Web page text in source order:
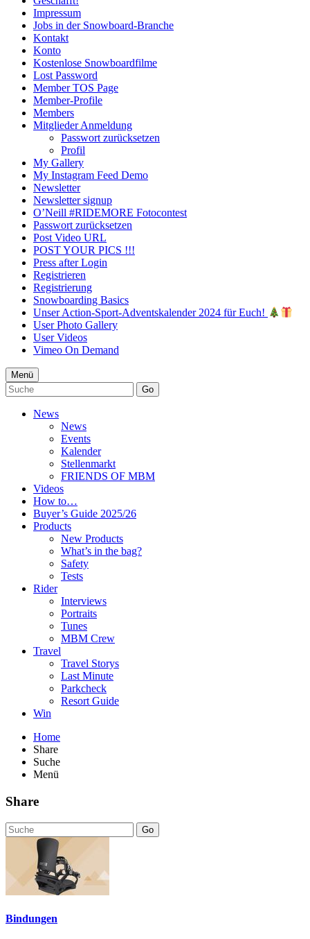
Impressum
Jobs in der Snowboard-Branche
Kontakt
Konto
Kostenlose Snowboardfilme
Lost Password
Member TOS Page
Member-Profile
Members
Mitglieder Anmeldung
Passwort zurücksetzen
Profil
My Gallery
My Instagram Feed Demo
Newsletter
Newsletter signup
O’Neill #RIDEMORE Fotocontest
Passwort zurücksetzen
Post Video URL
POST YOUR PICS !!!
Press after Login
Registrieren
Registrierung
Snowboarding Basics
Unser Action-Sport-Adventskalender 2024 für Euch!
User Photo Gallery
User Videos
Vimeo On Demand
Menü
Go
News
News
Events
Kalender
Stellenmarkt
FRIENDS OF MBM
Videos
How to…
Buyer’s Guide 2025/26
Products
New Products
What’s in the bag?
Safety
Tests
Rider
Interviews
Portraits
Tunes
MBM Crew
Travel
Travel Storys
Last Minute
Parkcheck
Resort Guide
Win
Home
Share
Suche
Menü
Share
Go
Bindungen